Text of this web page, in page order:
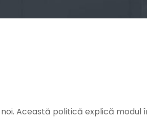
Această politică explică